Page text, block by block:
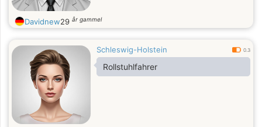
Davidnew29 år gammel
Schleswig-Holstein 0.3
Rollstuhlfahrer